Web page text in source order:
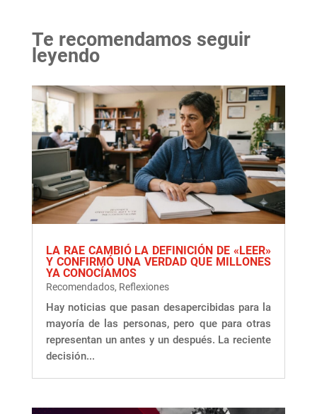
Te recomendamos seguir
leyendo
LA RAE CAMBIÓ LA DEFINICIÓN DE «LEER»
Y CONFIRMÓ UNA VERDAD QUE MILLONES
YA CONOCÍAMOS
Recomendados, Reflexiones
Hay noticias que pasan desapercibidas para la
mayoría de las personas, pero que para otras
representan un antes y un después. La reciente
decisión...